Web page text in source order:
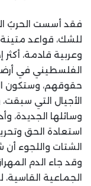
فقد أسست الحربُ
للشك، قواعد
وعربية قادمة، أكثر
الفلسطيني في
حقوقهم، وستكون
الأجيال التي
وسائلها الجديدة،
استعادة الحق
الشتات واللجوء
وقد جاء الدم
الجماعية